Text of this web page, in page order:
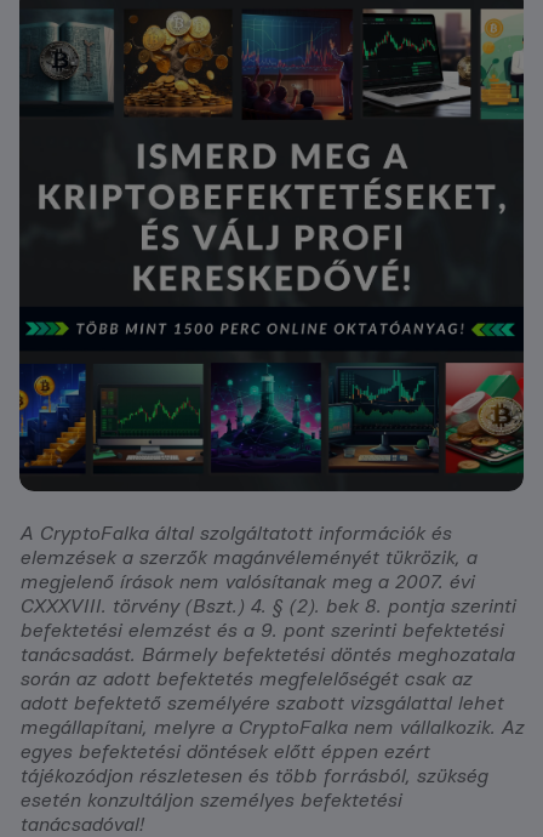
A CryptoFalka által szolgáltatott információk és
elemzések a szerzők magánvéleményét tükrözik, a
megjelenő írások nem valósítanak meg a 2007. évi
CXXXVIII. törvény (Bszt.) 4. § (2). bek 8. pontja szerinti
befektetési elemzést és a 9. pont szerinti befektetési
tanácsadást. Bármely befektetési döntés meghozatala
során az adott befektetés megfelelőségét csak az
adott befektető személyére szabott vizsgálattal lehet
megállapítani, melyre a CryptoFalka nem vállalkozik. Az
egyes befektetési döntések előtt éppen ezért
tájékozódjon részletesen és több forrásból, szükség
esetén konzultáljon személyes befektetési
tanácsadóval!